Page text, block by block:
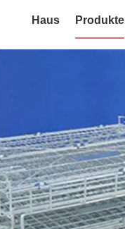
Haus Produkte